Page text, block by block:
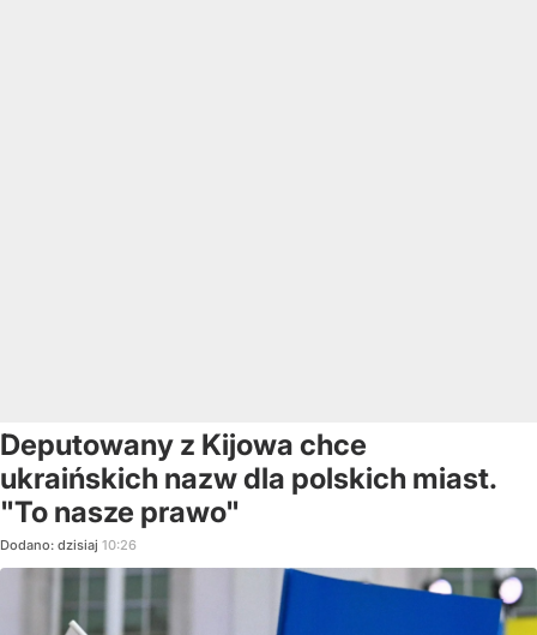
Deputowany z Kijowa chce
ukraińskich nazw dla polskich miast.
"To nasze prawo"
Dodano: dzisiaj 10:26